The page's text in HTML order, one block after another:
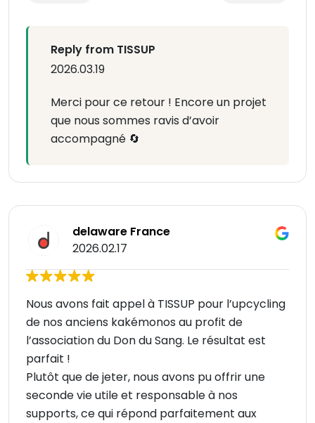
Reply from TISSUP
2026.03.19
Merci pour ce retour ! Encore un projet
que nous sommes ravis d’avoir
accompagné 🔄
delaware France
2026.02.17
Nous avons fait appel à TISSUP pour l’upcycling
de nos anciens kakémonos au profit de
l’association du Don du Sang. Le résultat est
parfait !
Plutôt que de jeter, nous avons pu offrir une
seconde vie utile et responsable à nos
supports, ce qui répond parfaitement aux